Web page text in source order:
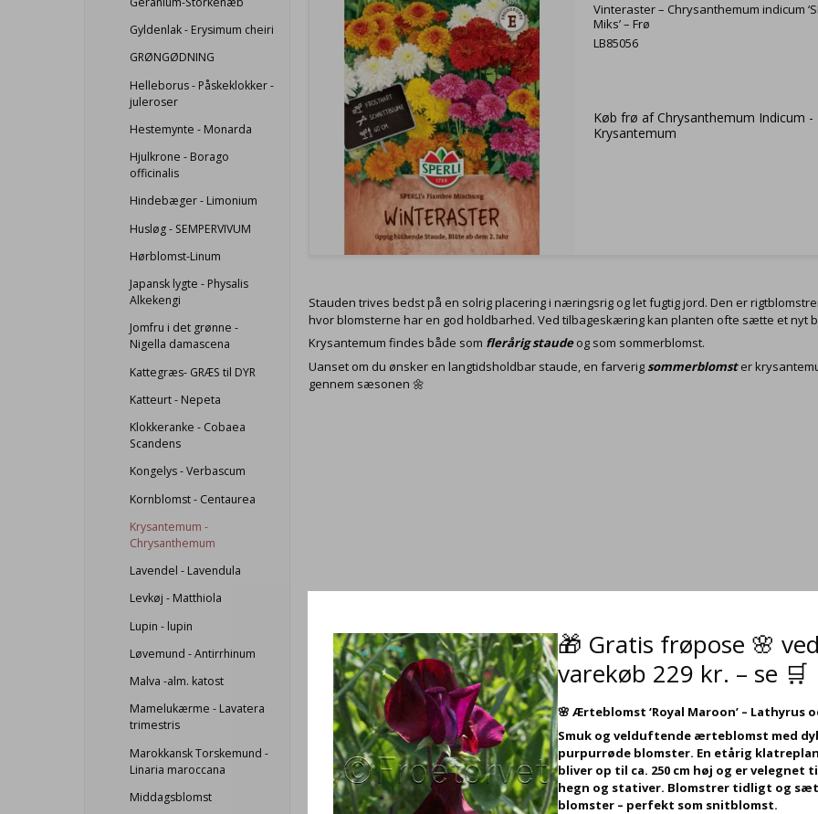
Gyldenlak - Erysimum cheiri
GRØNGØDNING
Helleborus - Påskeklokker -
juleroser
Hestemynte - Monarda
Hjulkrone - Borago
officinalis
Hindebæger - Limonium
Husløg - SEMPERVIVUM
Hørblomst-Linum
Japansk lygte - Physalis
Alkekengi
Jomfru i det grønne -
Nigella damascena
Kattegræs- GRÆS til DYR
Katteurt - Nepeta
Klokkeranke - Cobaea
Scandens
Kongelys - Verbascum
Kornblomst - Centaurea
Krysantemum -
Chrysanthemum
Lavendel - Lavendula
Levkøj - Matthiola
Lupin - lupin
Løvemund - Antirrhinum
Malva -alm. katost
Mamelukærme - Lavatera
trimestris
Marokkansk Torskemund -
Linaria maroccana
Middagsblomst
Vinteraster – Chrysanthemum indicum
Miks’ – Frø
LB85056
Køb frø af Chrysanthemum Indicum -
Krysantemum
Stauden trives bedst på en solrig placering i næringsrig og let fugtig jord. Den er
hvor blomsterne har en god holdbarhed. Ved tilbageskæring kan planten ofte sætte et nyt
Krysantemum findes både som flerårig staudeog som sommerblomst.
Uanset om du ønsker en langtidsholdbar staude, en farverigsommerblomster
gennem sæsonen 🌼
🎁 Gratis frøpose 🌸 ved
varekøb 229 kr. – se 🛒
🌸 Ærteblomst ‘Royal Maroon’ – Lathyrus
Smuk og velduftende ærteblomst med
purpurrøde blomster. En etårig
bliver op til ca. 250 cm høj og er velegnet
hegn og stativer. Blomstrer tidligt og
blomster – perfekt som snitblomst.